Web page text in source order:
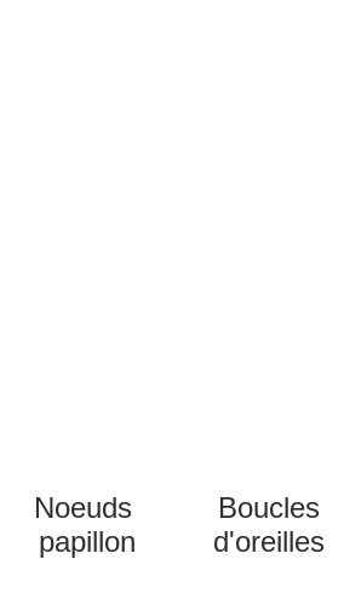
Boucles
d'oreilles
Noeuds
papillon